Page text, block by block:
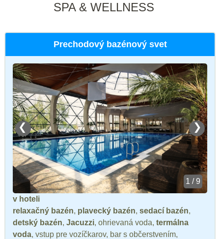
SPA & WELLNESS
Prechodový bazénový svet
❮ ❯
1 / 9
v hoteli
relaxačný bazén, plavecký bazén, sedací bazén,
detský bazén, Jacuzzi, ohrievaná voda, termálna
voda, vstup pre vozíčkarov, bar s občerstvením,